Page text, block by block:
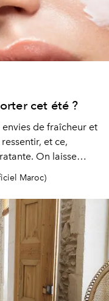
cet été ?
de fraîcheur et
et ce,
On laisse
on lui préfère une
qui pénètre
instantané à notre
Maroc)